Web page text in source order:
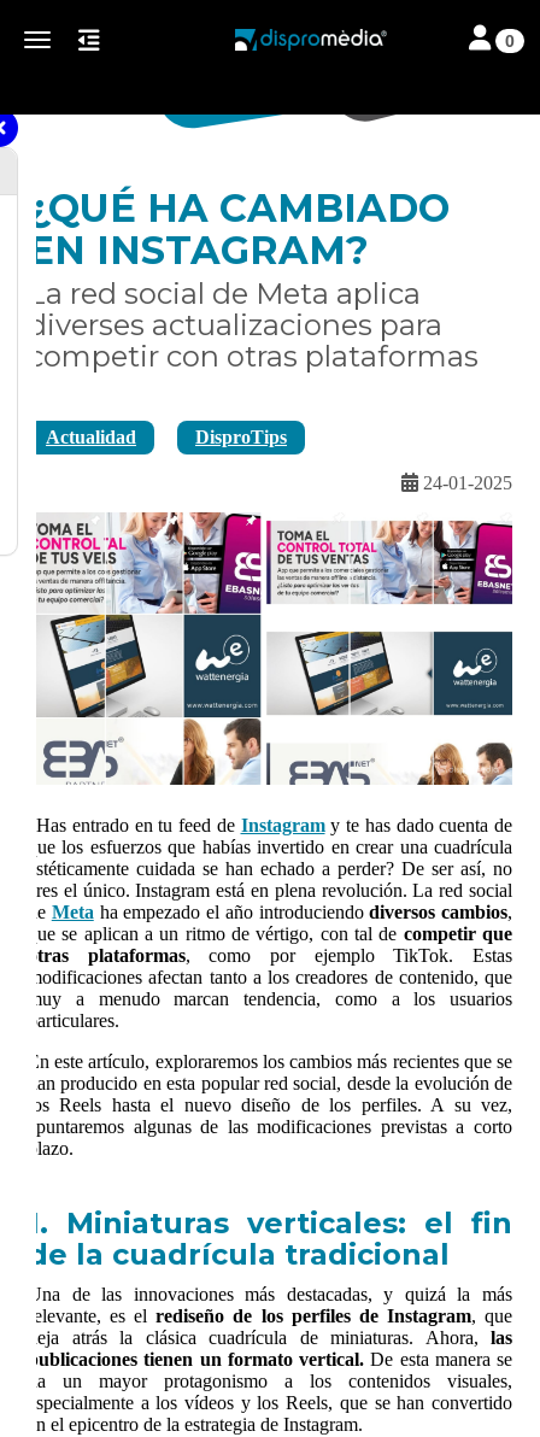
Toggle navigation Toggle
0
¿QUÉ HA CAMBIADO
EN INSTAGRAM?
La red social de Meta aplica
diverses actualizaciones para
competir con otras plataformas
Actualidad DisproTips
24-01-2025
¿Has entrado en tu feed de Instagramy te has dado cuenta de
que los esfuerzos que habías invertido en crear una cuadrícula
estéticamente cuidada se han echado a perder? De ser así, no
eres el único. Instagram está en plena revolución. La red social
de Meta ha empezado el año introduciendodiversos cambios,
que se aplican a un ritmo de vértigo, con tal de competir que
otras plataformas, como por ejemplo TikTok. Estas
modificaciones afectan tanto a los creadores de contenido, que
muy a menudo marcan tendencia, como a los usuarios
particulares.
En este artículo, exploraremos los cambios más recientes que se
han producido en esta popular red social, desde la evolución de
los Reels hasta el nuevo diseño de los perfiles. A su vez,
apuntaremos algunas de las modificaciones previstas a corto
plazo.
1. Miniaturas verticales: el fin
de la cuadrícula tradicional
Una de las innovaciones más destacadas, y quizá la más
relevante, es elrediseño de los perfiles de Instagram, que
deja atrás la clásica cuadrícula de miniaturas. Ahora, las
publicaciones tienen un formato vertical. De esta manera se
da un mayor protagonismo a los contenidos visuales,
especialmente a los vídeos y los Reels, que se han convertido
en el epicentro de la estrategia de Instagram.